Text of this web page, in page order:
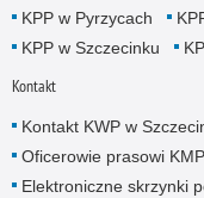
KPP w Pyrzycach
KPP w Szczecinku
Kontakt
Kontakt KWP w
Oficerowie prasowi
Elektroniczne skrzynki